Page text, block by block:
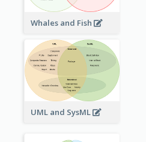
Whales and Fish
UML and SysML